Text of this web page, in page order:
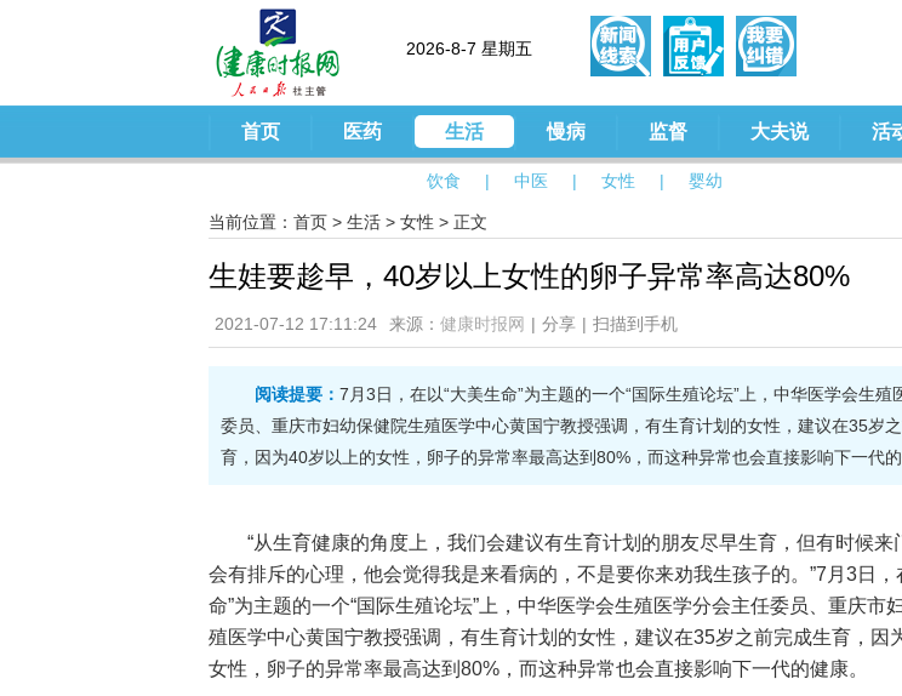
2026-8-7 星期五
首页 医药 生活
饮食 | 中医 | 女性 | 婴幼
慢病 监督 大夫说 活
当前位置： 首页 > 生活 > 女性 > 正文
生娃要趁早，40岁以上女性的卵子异常率高达80%
2021-07-12 17:11:24 来源： 健康时报网 | 分享 | 扫描到手机
阅读提要： 7月3日，在以“大美生命”为主题的一个“国际生殖论坛”上，中华医学会生殖
委员、重庆市妇幼保健院生殖医学中心黄国宁教授强调，有生育计划的女性，建议在35岁
育，因为40岁以上的女性，卵子的异常率最高达到80%，而这种异常也会直接影响下一代的
“从生育健康的角度上，我们会建议有生育计划的朋友尽早生育，但有时候来
会有排斥的心理，他会觉得我是来看病的，不是要你来劝我生孩子的。”7月3日，
命”为主题的一个“国际生殖论坛”上，中华医学会生殖医学分会主任委员、重庆市
殖医学中心黄国宁教授强调，有生育计划的女性，建议在35岁之前完成生育，因
女性，卵子的异常率最高达到80%，而这种异常也会直接影响下一代的健康。